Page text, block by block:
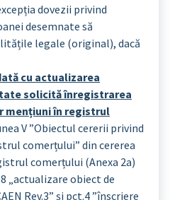
dovezii privind
desemnate să
legale (original), dacă
cu actualizarea
solicită înregistrarea
mențiuni în registrul
V ”Obiectul cererii privind
comerțului” din cererea
comerțului (Anexa 2a)
„actualizare obiect de
Rev.3” și pct.4 ”înscriere